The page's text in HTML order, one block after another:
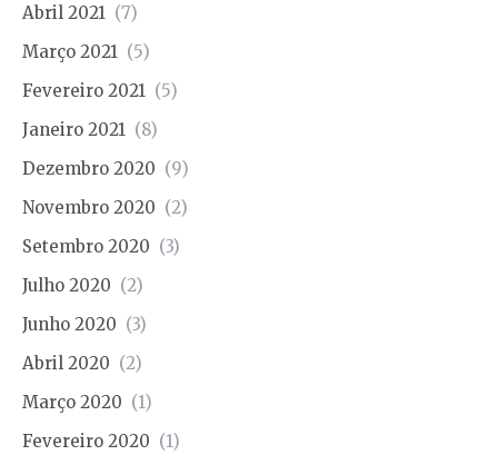
Abril 2021 (7)
Março 2021 (5)
Fevereiro 2021 (5)
Janeiro 2021 (8)
Dezembro 2020 (9)
Novembro 2020 (2)
Setembro 2020 (3)
Julho 2020 (2)
Junho 2020 (3)
Abril 2020 (2)
Março 2020 (1)
Fevereiro 2020 (1)